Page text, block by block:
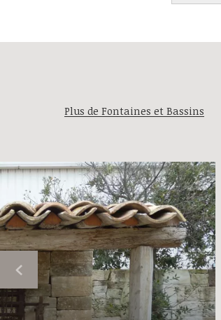
Plus de Fontaines et Bassins